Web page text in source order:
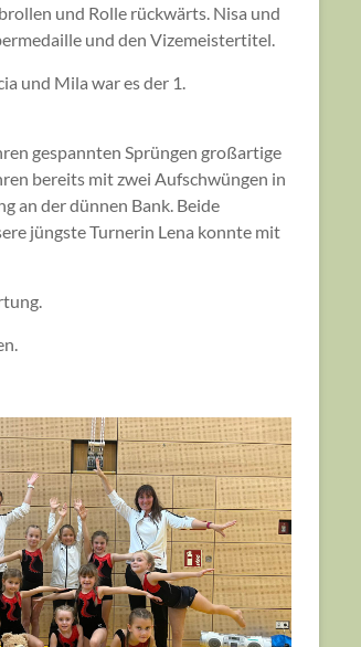
und Rolle rückwärts. Nisa und
und den Vizemeistertitel.
und Mila war es der 1.
gespannten Sprüngen großartige
bereits mit zwei Aufschwüngen in
an der dünnen Bank. Beide
jüngste Turnerin Lena konnte mit